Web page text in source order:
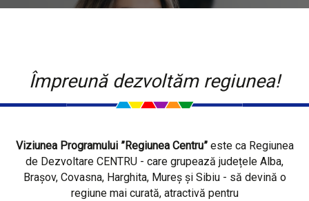
Împreună dezvoltăm regiunea!
Viziunea Programului ”Regiunea Centru”este ca Regiunea
de Dezvoltare CENTRU - care grupează județele Alba,
Brașov, Covasna, Harghita, Mureș și Sibiu - să devină o
regiune mai curată, atractivă pentru